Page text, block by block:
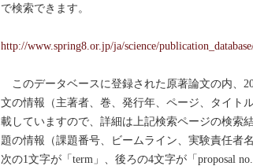
で検索できます。
http://www.spring8.or.jp/ja/science/
このデータベースに登録された原著論文の内、
文の情報（主著者、巻、発行年、ページ、タイト
載していますので、詳細は上記検索ページの検索
題の情報（課題番号、ビームライン、実験責任者
次の1文字が「term」、後ろの4文字が「proposal